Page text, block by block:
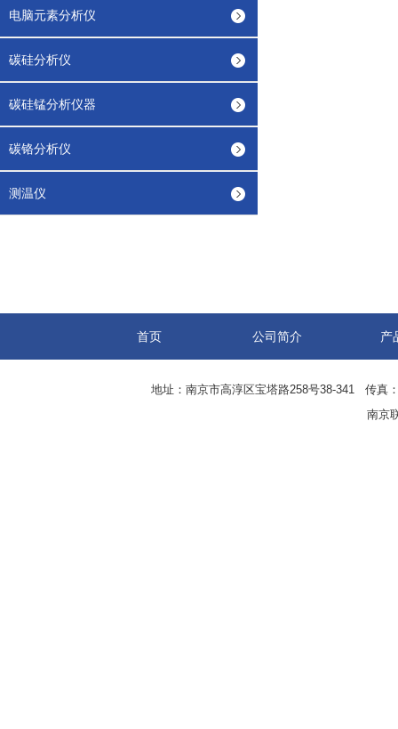
电脑元素分析仪
碳硅分析仪
碳硅锰分析仪器
碳铬分析仪
测温仪
首页 公司简介 产
地址：南京市高淳区宝塔路258号38-341 传真
南京